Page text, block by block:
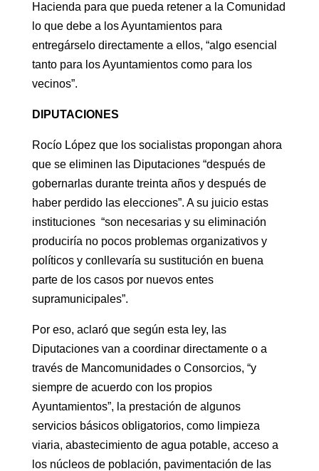
Hacienda para que pueda retener a la Comunidad
lo que debe a los Ayuntamientos para
entregárselo directamente a ellos, “algo esencial
tanto para los Ayuntamientos como para los
vecinos”.
DIPUTACIONES
Rocío López que los socialistas propongan ahora
que se eliminen las Diputaciones “después de
gobernarlas durante treinta años y después de
haber perdido las elecciones”. A su juicio estas
instituciones “son necesarias y su eliminación
produciría no pocos problemas organizativos y
políticos y conllevaría su sustitución en buena
parte de los casos por nuevos entes
supramunicipales”.
Por eso, aclaró que según esta ley, las
Diputaciones van a coordinar directamente o a
través de Mancomunidades o Consorcios, “y
siempre de acuerdo con los propios
Ayuntamientos”, la prestación de algunos
servicios básicos obligatorios, como limpieza
viaria, abastecimiento de agua potable, acceso a
los núcleos de población, pavimentación de las